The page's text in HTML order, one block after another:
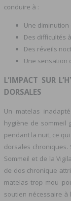
conduire à :
Une
Des difficultés
Des réveils
Une sensation
L’IMPACT SUR
DORSALES
Un matelas
hygiène de sommeil
pendant la nuit, ce
dorsales chroniques.
Sommeil et de la
de dos chronique
matelas trop mou
soutien nécessaire à